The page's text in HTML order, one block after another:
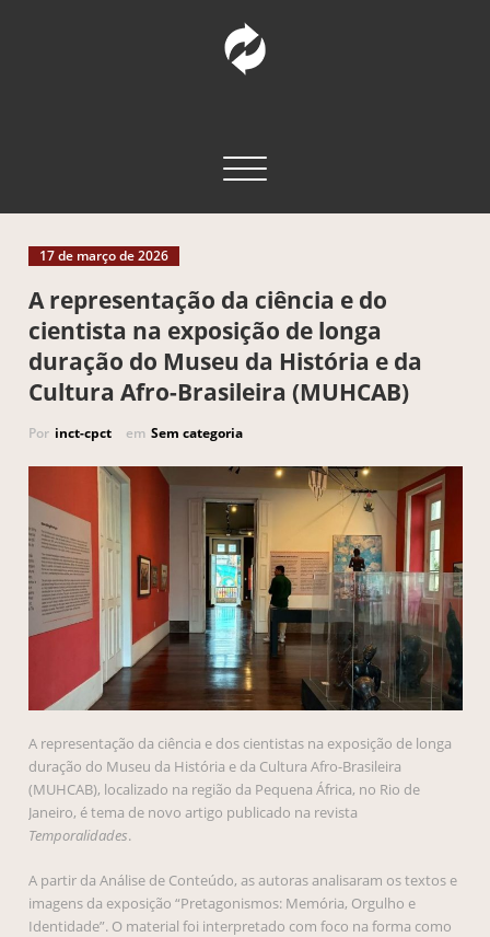
Alternar navegação
17 de março de 2026
A representação da ciência e do
cientista na exposição de longa
duração do Museu da História e da
Cultura Afro-Brasileira (MUHCAB)
Por inct-cpct em Sem categoria
A representação da ciência e dos cientistas na exposição de longa
duração do Museu da História e da Cultura Afro-Brasileira
(MUHCAB), localizado na região da Pequena África, no Rio de
Janeiro, é tema de novo artigo publicado na revista
Temporalidades.
A partir da Análise de Conteúdo, as autoras analisaram os textos e
imagens da exposição “Pretagonismos: Memória, Orgulho e
Identidade”. O material foi interpretado com foco na forma como